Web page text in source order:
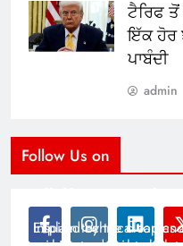
ਟੈਰਿਫ
ਇੱਕ ਹੋਰ
ਪਾਬੰਦੀ
admin
Follow Us on
Inspired by the clean
Explain technical topics